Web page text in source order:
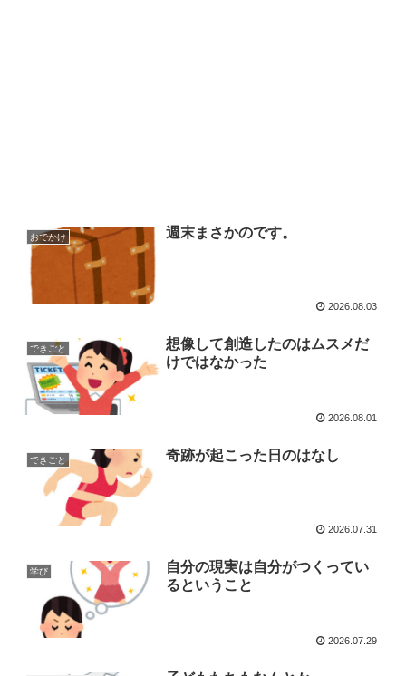
おでかけ 週末まさかのです。
2026.08.03
できごと
想像して創造したのはムスメだ
けではなかった
2026.08.01
できごと 奇跡が起こった日のはなし
2026.07.31
学び
自分の現実は自分がつくってい
るということ
2026.07.29